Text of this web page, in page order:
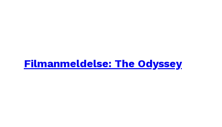
Filmanmeldelse: The Odyssey